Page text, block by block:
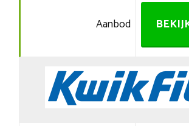
Aanbod